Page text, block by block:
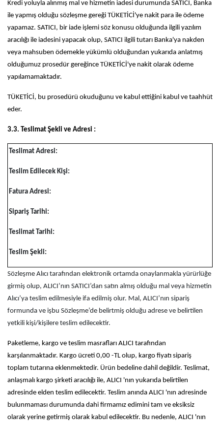
Kredi yoluyla alınmış mal ve hizmetin iadesi durumunda SATICI, Banka
ile yapmış olduğu sözleşme gereği TÜKETİCİ'ye nakit para ile ödeme
yapamaz. SATICI, bir iade işlemi söz konusu olduğunda ilgili yazılım
aracılığı ile iadesini yapacak olup, SATICI ilgili tutarı Banka'ya nakden
veya mahsuben ödemekle yükümlü olduğundan yukarıda anlatmış
olduğumuz prosedür gereğince TÜKETİCİ'ye nakit olarak ödeme
yapılamamaktadır.
TÜKETİCİ, bu prosedürü okuduğunu ve kabul ettiğini kabul ve taahhüt
eder.
3.3. Teslimat Şekli ve Adresi :
Teslimat Adresi:
Teslim Edilecek Kişi:
Fatura Adresi:
Sipariş Tarihi:
Teslimat Tarihi:
Teslim Şekli:
Sözleşme Alıcı tarafından elektronik ortamda onaylanmakla yürürlüğe
girmiş olup, ALICI’nın SATICI’dan satın almış olduğu mal veya hizmetin
Alıcı’ya teslim edilmesiyle ifa edilmiş olur. Mal, ALICI’nın sipariş
formunda ve işbu Sözleşme’de belirtmiş olduğu adrese ve belirtilen
yetkili kişi/kişilere teslim edilecektir.
Paketleme, kargo ve teslim masrafları ALICI tarafından
karşılanmaktadır. Kargo ücreti 0,00 -TL olup, kargo fiyatı sipariş
toplam tutarına eklenmektedir. Ürün bedeline dahil değildir. Teslimat,
anlaşmalı kargo şirketi aracılığı ile, ALICI 'nın yukarıda belirtilen
adresinde elden teslim edilecektir. Teslim anında ALICI 'nın adresinde
bulunmaması durumunda dahi firmamız edimini tam ve eksiksiz
olarak yerine getirmiş olarak kabul edilecektir. Bu nedenle, ALICI 'nın